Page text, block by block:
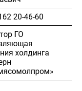
20-46-60
ГО
холдинга